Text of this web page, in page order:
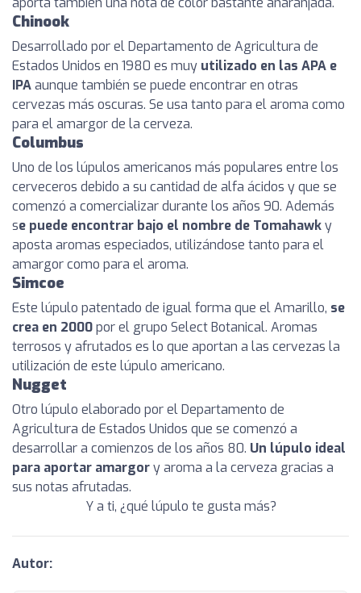
Chinook
Desarrollado por el Departamento de Agricultura de
Estados Unidos en 1980 es muy utilizado en las APA e
IPAaunque también se puede encontrar en otras
cervezas más oscuras. Se usa tanto para el aroma como
para el amargor de la cerveza.
Columbus
Uno de los lúpulos americanos más populares entre los
cerveceros debido a su cantidad de alfa ácidos y que se
comenzó a comercializar durante los años 90. Además
se puede encontrar bajo el nombre de Tomahawky
aposta aromas especiados, utilizándose tanto para el
amargor como para el aroma.
Simcoe
Este lúpulo patentado de igual forma que el Amarillo, se
crea en 2000por el grupo Select Botanical. Aromas
terrosos y afrutados es lo que aportan a las cervezas la
utilización de este lúpulo americano.
Nugget
Otro lúpulo elaborado por el Departamento de
Agricultura de Estados Unidos que se comenzó a
desarrollar a comienzos de los años 80. Un lúpulo ideal
para aportar amargory aroma a la cerveza gracias a
sus notas afrutadas.
Y a ti, ¿qué lúpulo te gusta más?
Autor: